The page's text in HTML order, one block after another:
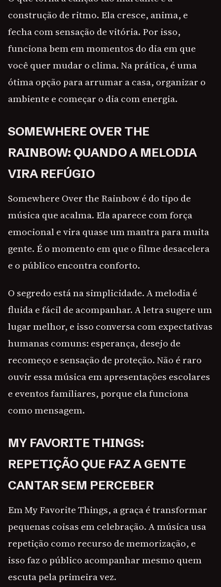
construção de ritmo. Ela cresce, anima, e
fecha com sensação de vitória. Por isso,
funciona bem em momentos do dia em que
você quer mudar o clima. Na prática, é uma
ótima opção para arrumar a casa, organizar o
ambiente e começar o dia com energia.
SOMEWHERE OVER THE
RAINBOW: QUANDO A MELODIA
VIRA REFÚGIO
Somewhere Over the Rainbow é do tipo de
música que acalma. Ela aparece com força
emocional e vira quase um mantra para muita
gente. É o momento em que o filme desacelera
e o público encontra conforto.
O segredo está na simplicidade. A melodia é
fluida e fácil de acompanhar. A letra sugere um
lugar melhor, e isso conversa com expectativas
humanas comuns: esperança, desejo de
recomeço e sensação de proteção. Não é raro
ouvir essa música em apresentações escolares
e eventos familiares, porque ela funciona
como mensagem.
MY FAVORITE THINGS:
REPETIÇÃO QUE FAZ A GENTE
CANTAR SEM PERCEBER
Em My Favorite Things, a graça é transformar
pequenas coisas em celebração. A música usa
repetição como recurso de memorização, e
isso faz o público acompanhar mesmo quem
escuta pela primeira vez.